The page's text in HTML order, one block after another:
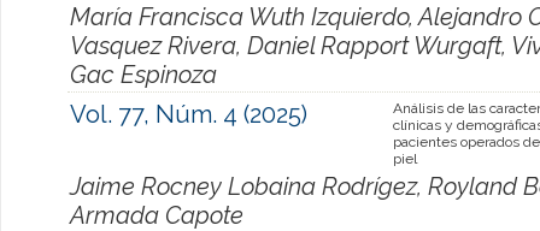
María Francisca Wuth Izquierdo, Alejandro
Vasquez Rivera, Daniel Rapport Wurgaft,
Gac Espinoza
Vol. 77, Núm. 4 (2025)
Análisis de las
clínicas y
pacientes operados
piel
Jaime Rocney Lobaina Rodrígez, Royland
Armada Capote